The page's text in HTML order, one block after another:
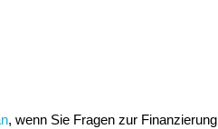
, wenn Sie Fragen zur